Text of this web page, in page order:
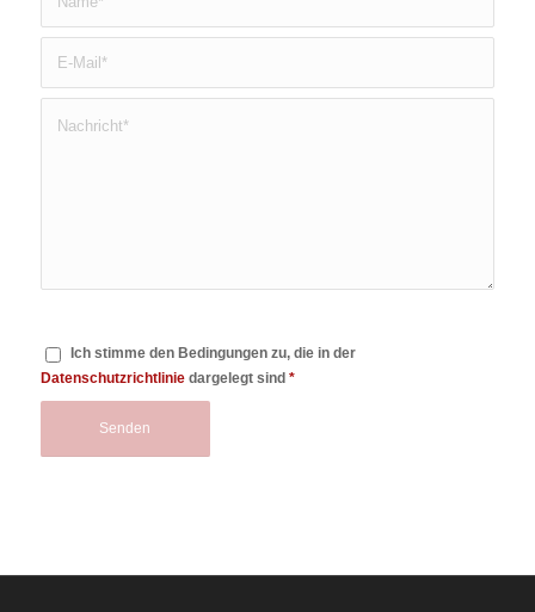
Ich stimme den Bedingungen zu, die in der
Datenschutzrichtliniedargelegt sind *